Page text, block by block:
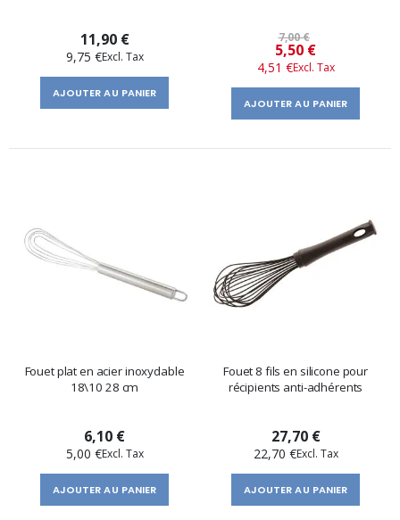
11,90 €
9,75 €
AJOUTER AU PANIER
7,00 €
Prix
​​
spécial
5,50 €
4,51 €
AJOUTER AU PANIER
Fouet plat en acier inoxydable
18\10 28 cm
6,10 €
5,00 €
AJOUTER AU PANIER
Fouet 8 fils en silicone pour
récipients anti-adhérents
27,70 €
22,70 €
AJOUTER AU PANIER